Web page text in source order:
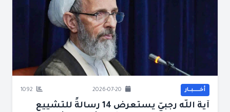
أخــــــبــار
آية اللّه رجبيّ يستعرض 14 رسالةً للتشييع